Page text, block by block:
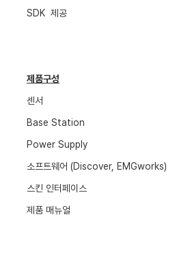
SDK 제공
제품구성
센서
Base Station
Power Supply
소프트웨어 (Discover, EMGworks)
스킨 인터페이스
제품 매뉴얼